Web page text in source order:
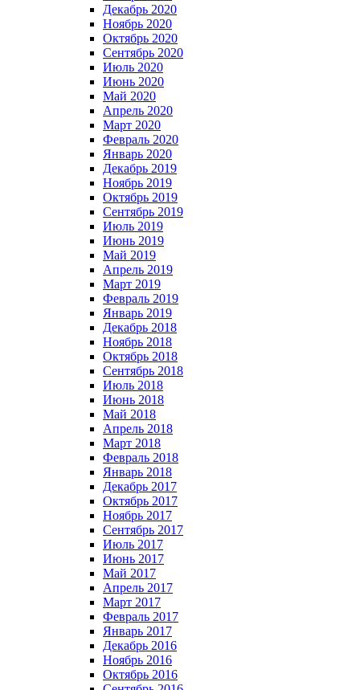
Декабрь 2020
Ноябрь 2020
Октябрь 2020
Сентябрь 2020
Июль 2020
Июнь 2020
Май 2020
Апрель 2020
Март 2020
Февраль 2020
Январь 2020
Декабрь 2019
Ноябрь 2019
Октябрь 2019
Сентябрь 2019
Июль 2019
Июнь 2019
Май 2019
Апрель 2019
Март 2019
Февраль 2019
Январь 2019
Декабрь 2018
Ноябрь 2018
Октябрь 2018
Сентябрь 2018
Июль 2018
Июнь 2018
Май 2018
Апрель 2018
Март 2018
Февраль 2018
Январь 2018
Декабрь 2017
Октябрь 2017
Ноябрь 2017
Сентябрь 2017
Июль 2017
Июнь 2017
Май 2017
Апрель 2017
Март 2017
Февраль 2017
Январь 2017
Декабрь 2016
Ноябрь 2016
Октябрь 2016